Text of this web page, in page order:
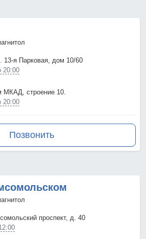
13-я Парковая, дом 10/60
20:00
МКАД, строение 10.
20:00
Позвонить
проспект, д. 40